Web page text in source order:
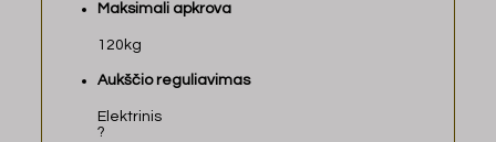
Maksimali apkrova
120kg
Aukščio reguliavimas
Elektrinis
?